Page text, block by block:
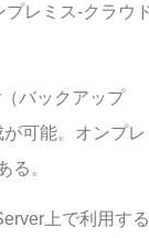
プレミス-クラウ
バックアップ
可能。オンプレ
る。
上で利用する